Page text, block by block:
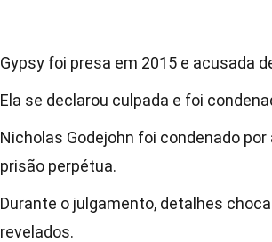
Gypsy foi presa em 2015 e acusada
Ela se declarou culpada e foi
Nicholas Godejohn foi condenado
prisão perpétua.
Durante o julgamento, detalhes
revelados.